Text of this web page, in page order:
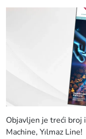
Objavljen je treći broj
Machine, Yılmaz Line!